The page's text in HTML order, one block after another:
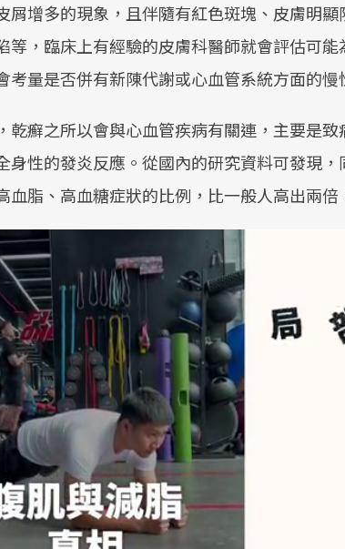
屑增多的現象，且伴隨有紅色斑塊、皮膚明
等，臨床上有經驗的皮膚科醫師就會評估可
考量是否併有新陳代謝或心血管系統方面的慢
乾癬之所以會與心血管疾病有關連，主要是
身性的發炎反應。從國內的研究資料可發現
血脂、高血糖症狀的比例，比一般人高出兩倍